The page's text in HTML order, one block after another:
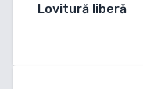
Lovitură liberă